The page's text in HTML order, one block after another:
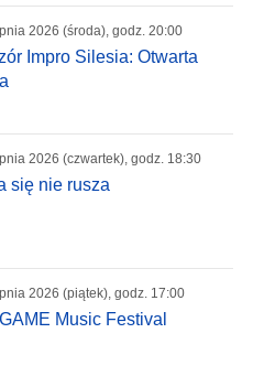
2026 (środa), godz. 20:00
Impro Silesia: Otwarta
2026 (czwartek), godz. 18:30
się nie rusza
2026 (piątek), godz. 17:00
Music Festival